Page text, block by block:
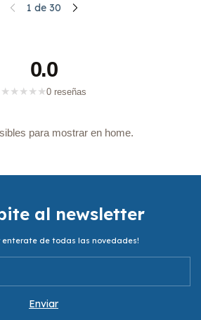
1 de 30
0.0
★ ★ ★ ★ ★0 reseñas
para mostrar en home.
al newsletter
enterate de todas las novedades!